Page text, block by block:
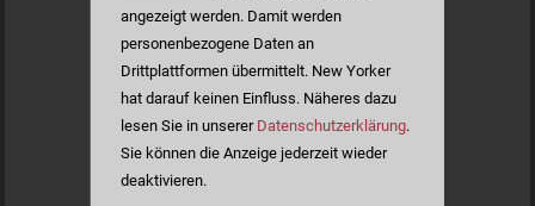
angezeigt werden. Damit werden
personenbezogene Daten an
Drittplattformen übermittelt. New Yorker
hat darauf keinen Einfluss. Näheres dazu
lesen Sie in unserer Datenschutzerklärung.
Sie können die Anzeige jederzeit wieder
deaktivieren.